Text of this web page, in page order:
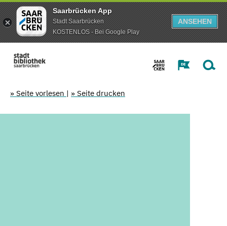
Saarbrücken App
Stadt Saarbrücken
KOSTENLOS - Bei Google Play
ANSEHEN
» Seite vorlesen | » Seite drucken